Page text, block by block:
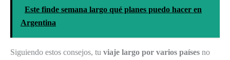
Este finde semana largo qué planes puedo hacer en
Argentina
Siguiendo estos consejos, tu viaje largo por varios países no